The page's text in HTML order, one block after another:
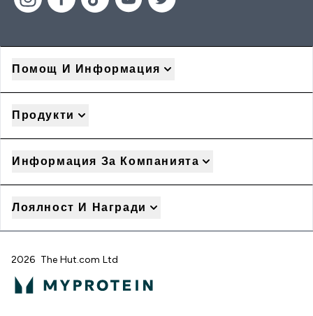
Помощ И Информация
Продукти
Информация За Компанията
Лоялност И Награди
2026 The Hut.com Ltd